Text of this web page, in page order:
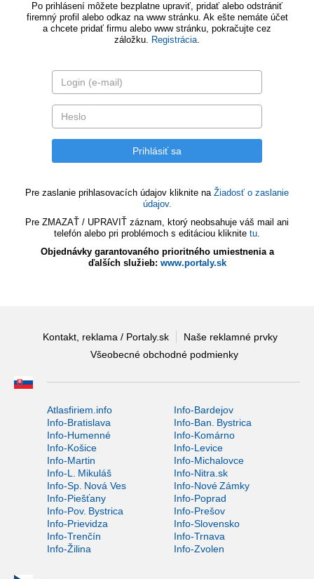
Po prihlásení môžete bezplatne upraviť, pridať alebo odstrániť
firemný profil alebo odkaz na www stránku. Ak ešte nemáte účet
a chcete pridať firmu alebo www stránku, pokračujte cez
záložku. Registrácia.
Pre zaslanie prihlasovacích údajov kliknite na Žiadosť o zaslanie
údajov.
Pre ZMAZAŤ / UPRAVIŤ záznam, ktorý neobsahuje váš mail ani
telefón alebo pri problémoch s editáciou kliknite tu.
Objednávky garantovaného prioritného umiestnenia a
ďalších služieb: www.portaly.sk
Kontakt, reklama / Portaly.sk
Naše reklamné prvky
Všeobecné obchodné podmienky
Atlasfiriem.info
Info-Bardejov
Info-Bratislava
Info-Ban. Bystrica
Info-Humenné
Info-Komárno
Info-Košice
Info-Levice
Info-Martin
Info-Michalovce
Info-L. Mikuláš
Info-Nitra.sk
Info-Sp. Nová Ves
Info-Nové Zámky
Info-Piešťany
Info-Poprad
Info-Pov. Bystrica
Info-Prešov
Info-Prievidza
Info-Slovensko
Info-Trenčín
Info-Trnava
Info-Žilina
Info-Zvolen